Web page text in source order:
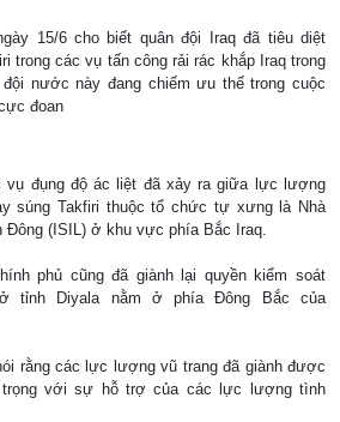
15/6 cho biết quân đội Iraq đã tiêu diệt
trong các vụ tấn công rải rác khắp Iraq trong
nước này đang chiếm ưu thế trong cuộc
đoan
vụ đụng độ ác liệt đã xảy ra giữa lực lượng
súng Takfiri thuộc tổ chức tự xưng là Nhà
Đông (ISIL) ở khu vực phía Bắc Iraq.
phủ cũng đã giành lại quyền kiểm soát
ở tỉnh Diyala nằm ở phía Đông Bắc của
rằng các lực lượng vũ trang đã giành được
trọng với sự hỗ trợ của các lực lượng tình